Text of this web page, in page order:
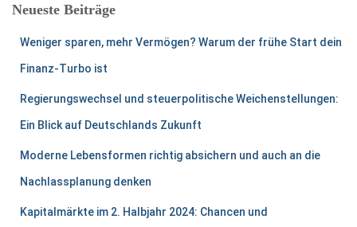
n
Neueste Beiträge
Weniger sparen, mehr Vermögen? Warum der frühe Start dein
Finanz-Turbo ist
Regierungswechsel und steuerpolitische Weichenstellungen:
Ein Blick auf Deutschlands Zukunft
Moderne Lebensformen richtig absichern und auch an die
Nachlassplanung denken
Kapitalmärkte im 2. Halbjahr 2024: Chancen und